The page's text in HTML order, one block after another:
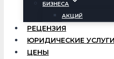
БИЗНЕСА
АКЦИЙ
РЕЦЕНЗИЯ
ЮРИДИЧЕСКИЕ УСЛУГИ
ЦЕНЫ